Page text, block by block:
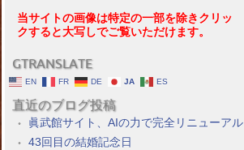
当サイトの画像は特定の一部を除きクリッ
クすると大写しでご覧いただけます。
GTRANSLATE
EN FR DE JA ES
直近のブログ投稿
眞武館サイト、AIの力で完全リニューアル
43回目の結婚記念日